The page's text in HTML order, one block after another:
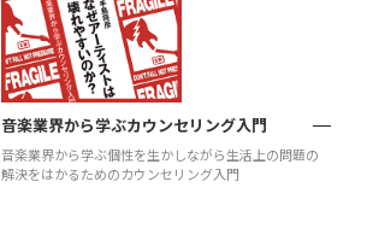
音楽業界から学ぶカウンセリング入門
音楽業界から学ぶ個性を生かしながら生活上の問題の
解決をはかるためのカウンセリング入門